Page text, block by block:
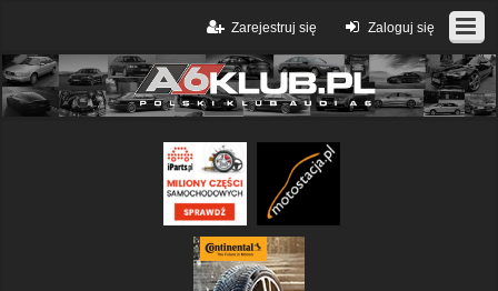
Zaloguj się
Zarejestruj się